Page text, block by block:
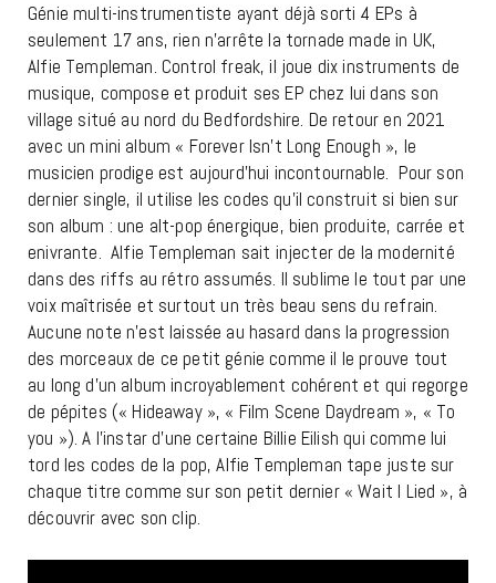
Génie multi-instrumentiste ayant déjà sorti 4 EPs à
seulement 17 ans, rien n’arrête la tornade made in UK,
Alfie Templeman. Control freak, il joue dix instruments de
musique, compose et produit ses EP chez lui dans son
village situé au nord du Bedfordshire. De retour en 2021
avec un mini album « Forever Isn’t Long Enough », le
musicien prodige est aujourd’hui incontournable. Pour son
dernier single, il utilise les codes qu’il construit si bien sur
son album : une alt-pop énergique, bien produite, carrée et
enivrante. Alfie Templeman sait injecter de la modernité
dans des riffs au rétro assumés. Il sublime le tout par une
voix maîtrisée et surtout un très beau sens du refrain.
Aucune note n’est laissée au hasard dans la progression
des morceaux de ce petit génie comme il le prouve tout
au long d’un album incroyablement cohérent et qui regorge
de pépites (« Hideaway », « Film Scene Daydream », « To
you »). A l’instar d’une certaine Billie Eilish qui comme lui
tord les codes de la pop, Alfie Templeman tape juste sur
chaque titre comme sur son petit dernier « Wait I Lied », à
découvrir avec son clip.